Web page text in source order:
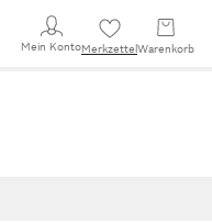
Mein KontoMerkzettel Warenkorb